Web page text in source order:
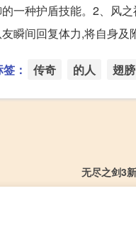
一种护盾技能。2、风
瞬间回复体力,将自身及
： 传奇 的人 翅膀
无尽之剑3